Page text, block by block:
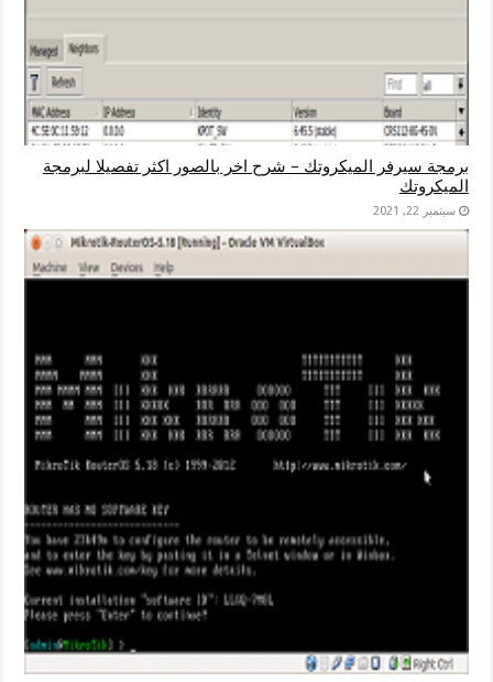
برمجة سيرفر الميكروتك – شرح اخر بالصور اكثر تفصيلا لبرمجة
الميكروتك
سبتمبر 22, 2021